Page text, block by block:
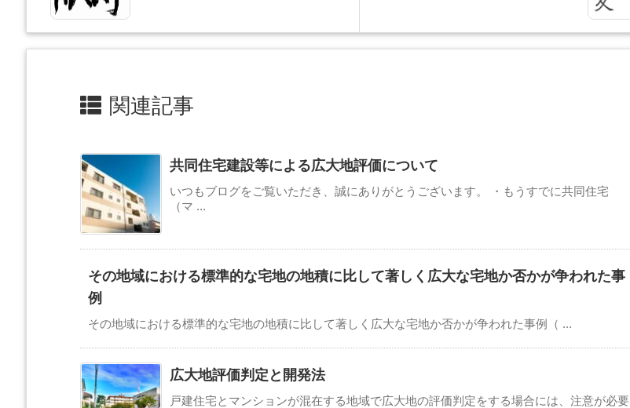
関連記事
共同住宅建設等による広大地評価について
いつもブログをご覧いただき、誠にありがとうございます。 ・もうすでに共同住宅
（マ ...
その地域における標準的な宅地の地積に比して著しく広大な宅地か否かが争われた事
例
その地域における標準的な宅地の地積に比して著しく広大な宅地か否かが争われた事例（ ...
広大地評価判定と開発法
戸建住宅とマンションが混在する地域で広大地の評価判定をする場合には、注意が必要